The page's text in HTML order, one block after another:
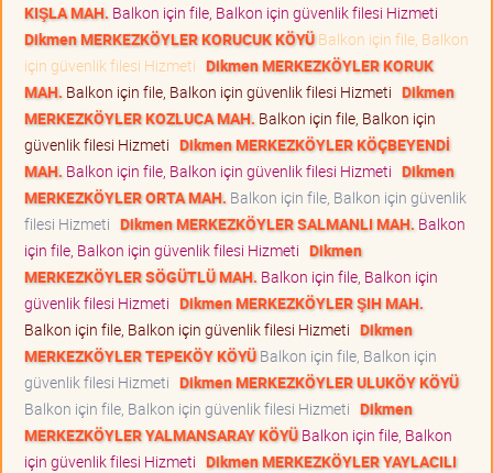
KIŞLA MAH. Balkon için file, Balkon için güvenlik filesi Hizmeti
Dikmen MERKEZKÖYLER KORUCUK KÖYÜBalkon için file, Balkon
için güvenlik filesi Hizmeti Dikmen MERKEZKÖYLER KORUK
MAH. Balkon için file, Balkon için güvenlik filesi Hizmeti Dikmen
MERKEZKÖYLER KOZLUCA MAH. Balkon için file, Balkon için
güvenlik filesi Hizmeti Dikmen MERKEZKÖYLER KÖÇBEYENDİ
MAH. Balkon için file, Balkon için güvenlik filesi Hizmeti Dikmen
MERKEZKÖYLER ORTA MAH. Balkon için file, Balkon için güvenlik
filesi Hizmeti Dikmen MERKEZKÖYLER SALMANLI MAH. Balkon
için file, Balkon için güvenlik filesi Hizmeti Dikmen
MERKEZKÖYLER SÖGÜTLÜ MAH. Balkon için file, Balkon için
güvenlik filesi Hizmeti Dikmen MERKEZKÖYLER ŞIH MAH.
Balkon için file, Balkon için güvenlik filesi Hizmeti Dikmen
MERKEZKÖYLER TEPEKÖY KÖYÜBalkon için file, Balkon için
güvenlik filesi Hizmeti Dikmen MERKEZKÖYLER ULUKÖY KÖYÜ
Balkon için file, Balkon için güvenlik filesi Hizmeti Dikmen
MERKEZKÖYLER YALMANSARAY KÖYÜBalkon için file, Balkon
için güvenlik filesi Hizmeti Dikmen MERKEZKÖYLER YAYLACILI